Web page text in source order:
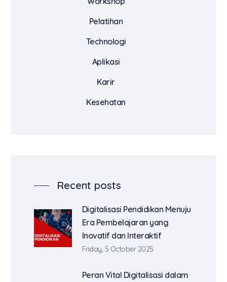
Pelatihan
Technologi
Aplikasi
Karir
Kesehatan
Recent posts
Digitalisasi Pendidikan Menuju
Era Pembelajaran yang
Inovatif dan Interaktif
Friday, 5 October 2025
Peran Vital Digitalisasi dalam